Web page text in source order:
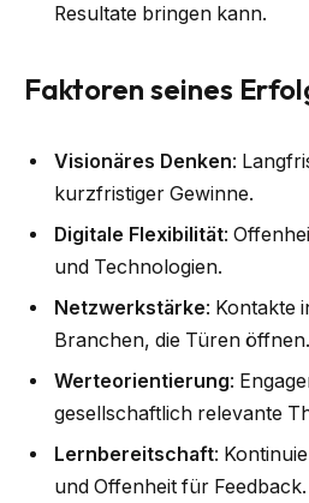
Resultate bringen kann.
Faktoren seines
Visionäres Denken:
kurzfristiger Gewinne.
Digitale Flexibilität:
und Technologien.
Netzwerkstärke: Kontakte
Branchen, die Türen öffnen.
Werteorientierung:
gesellschaftlich relevante
Lernbereitschaft:
und Offenheit für Feedback.